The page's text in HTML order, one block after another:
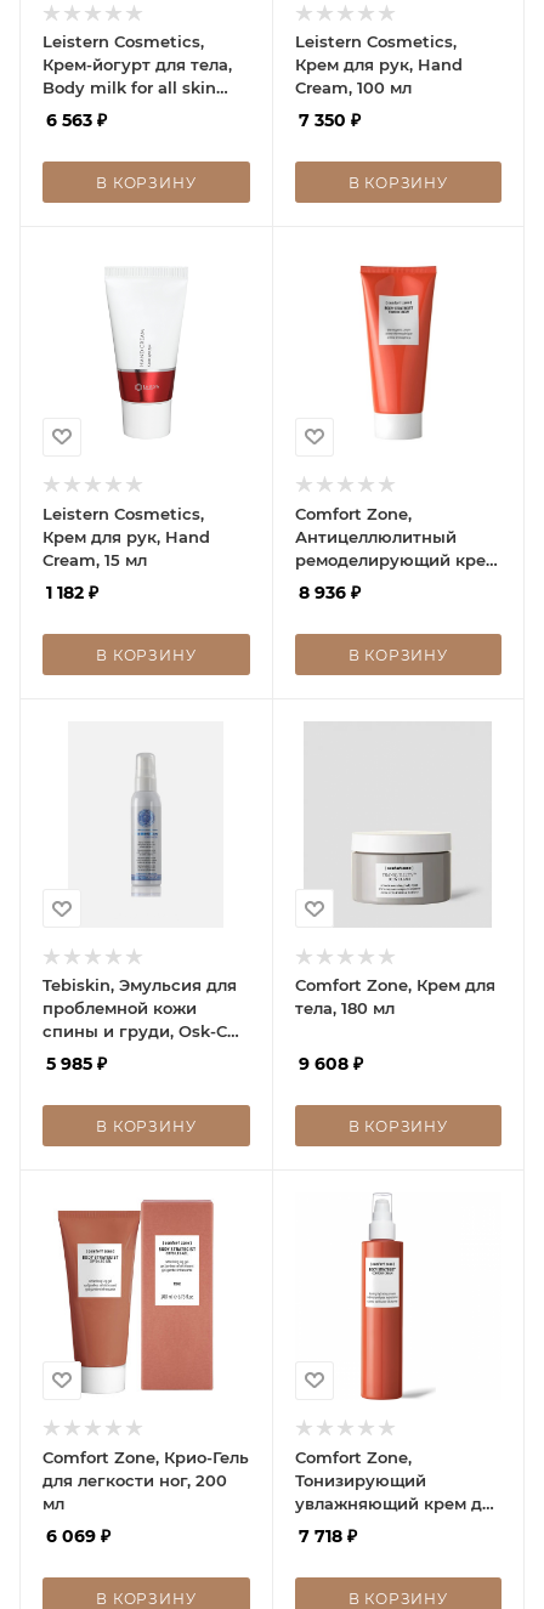
Leistern Cosmetics,
Крем-йогурт для тела,
Body milk for all skin
types
6 563 ₽
В КОРЗИНУ
Leistern Cosmetics,
Крем для рук, Hand
Cream, 100 мл
7 350 ₽
В КОРЗИНУ
Leistern Cosmetics,
Крем для рук, Hand
Cream, 15 мл
1 182 ₽
В КОРЗИНУ
Comfort Zone,
Антицеллюлитный
ремоделирующий крем,
BODY STRATEGIST
THERMO CREAM, 200мл
8 936₽
В КОРЗИНУ
Tebiskin, Эмульсия для
проблемной кожи
спины и груди, Osk-CB,
100 мл
5 985 ₽
В КОРЗИНУ
Comfort Zone, Крем для
тела, 180 мл
9 608₽
В КОРЗИНУ
Comfort Zone, Крио-Гель
для легкости ног, 200
мл
6 069 ₽
В КОРЗИНУ
Comfort Zone,
Тонизирующий
увлажняющий крем для
тела, 200 мл
7 718₽
В КОРЗИНУ